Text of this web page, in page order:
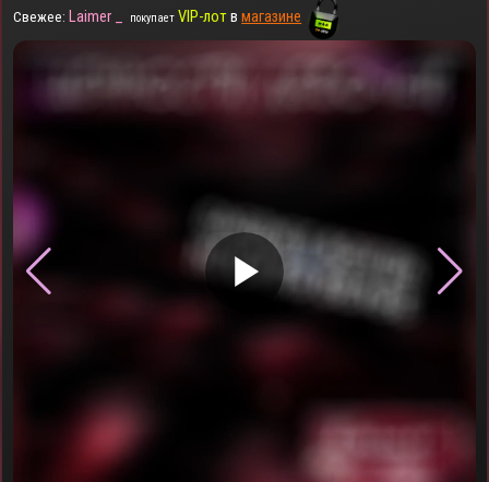
Свежее: Laimer _ покупает VIP-лотвмагазине
▶